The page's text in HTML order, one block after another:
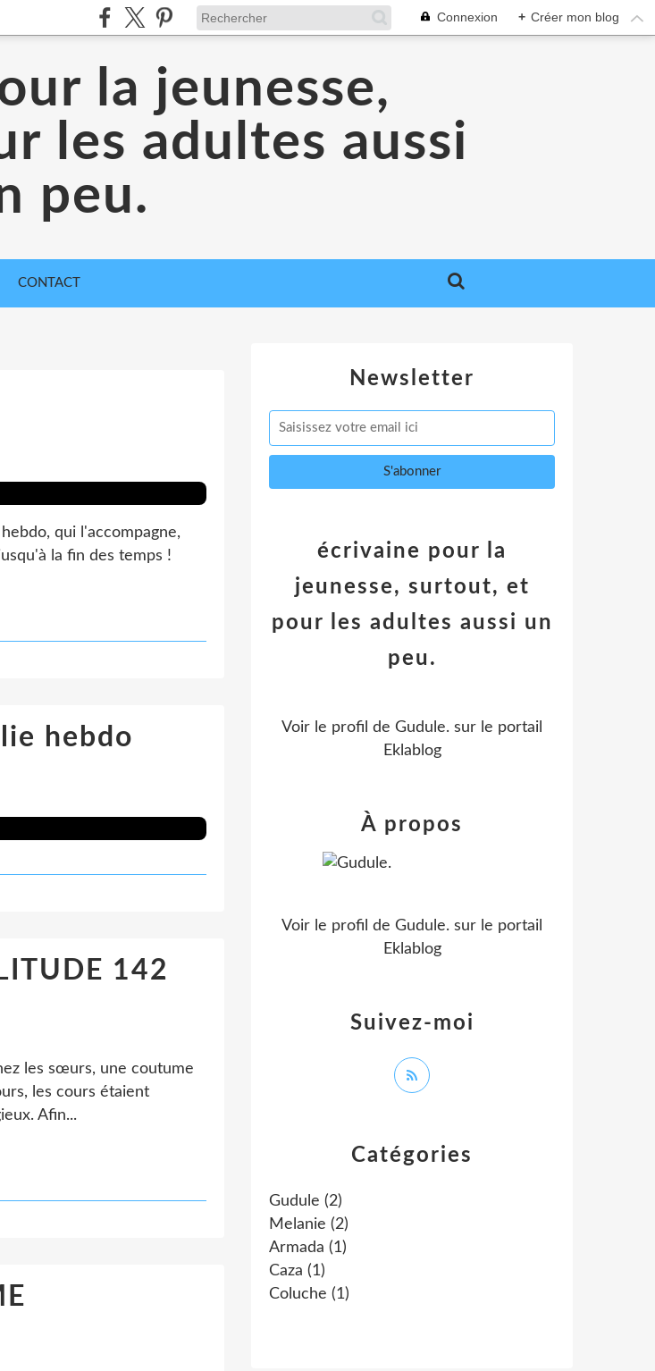
Connexion + Créer mon blog
la jeunesse,
les adultes aussi
peu.
CONTACT
qui l'accompagne,
la fin des temps !
hebdo
142
les sœurs, une coutume
les cours étaient
Afin...
Newsletter
Catégories
Gudule (2)
Melanie (2)
Armada (1)
Caza (1)
Coluche (1)
écrivaine pour la
jeunesse, surtout, et
pour les adultes aussi un
peu.
Voir le profil de Gudule. sur le portail
Eklablog
Suivez-moi
À propos
Voir le profil de Gudule. sur le portail
Eklablog